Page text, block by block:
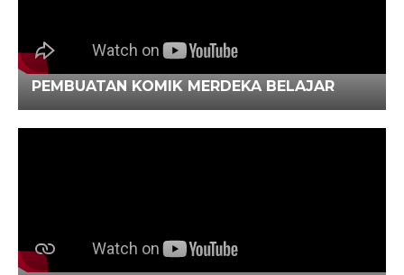
PEMBUATAN KOMIK MERDEKA BELAJAR